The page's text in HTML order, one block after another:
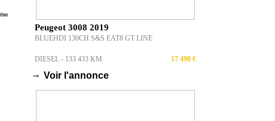
Peugeot 3008 2019
BLUEHDI 130CH S&S EAT8 GT LINE
DIESEL - 133 433 KM 17 490 €
→ Voir l'annonce